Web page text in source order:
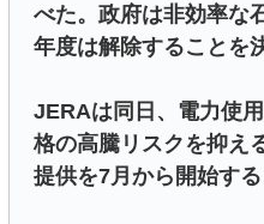
べた。政府は非効率な
年度は解除することを
JERAは同日、電力使
格の高騰リスクを抑え
提供を7月から開始す